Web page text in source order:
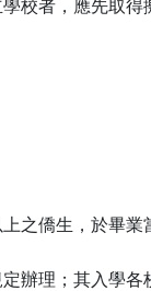
校者，應先取得
之僑生，於畢業
辦理；其入學各